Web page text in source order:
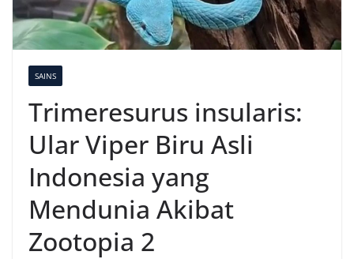
SAINS
Trimeresurus insularis:
Ular Viper Biru Asli
Indonesia yang
Mendunia Akibat
Zootopia 2